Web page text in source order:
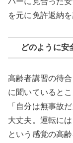
を元に免許返納
どのように安
高齢者講習の待
に聞いていると
「自分は無事故
大丈夫。運転には
という感覚の高